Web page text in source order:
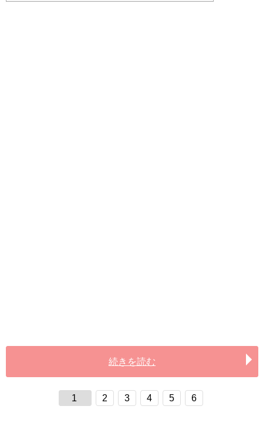
続きを読む
1 2 3 4 5 6